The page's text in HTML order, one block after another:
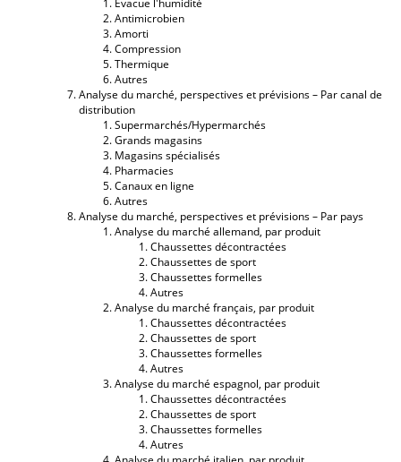
Antimicrobien
Amorti
Compression
Thermique
Autres
Analyse du marché, perspectives et prévisions – Par canal de
distribution
Supermarchés/Hypermarchés
Grands magasins
Magasins spécialisés
Pharmacies
Canaux en ligne
Autres
Analyse du marché, perspectives et prévisions – Par pays
Analyse du marché allemand, par produit
Chaussettes décontractées
Chaussettes de sport
Chaussettes formelles
Autres
Analyse du marché français, par produit
Chaussettes décontractées
Chaussettes de sport
Chaussettes formelles
Autres
Analyse du marché espagnol, par produit
Chaussettes décontractées
Chaussettes de sport
Chaussettes formelles
Autres